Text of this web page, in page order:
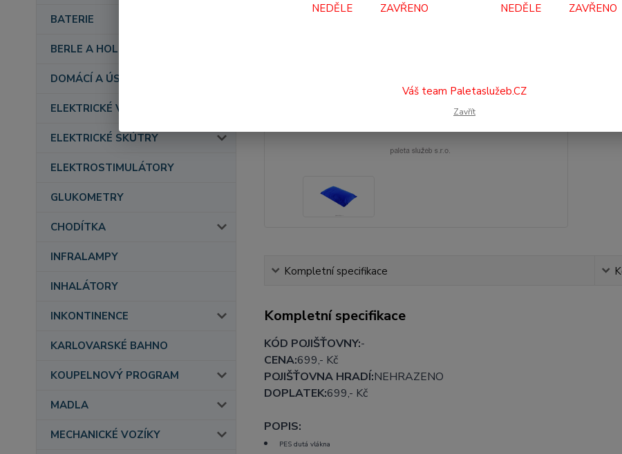
BATERIE
BERLE A HOLE
DOMÁCÍ A ÚSTAVNÍ PÉČE
ELEKTRICKÉ VOZÍKY
ELEKTRICKÉ SKÚTRY
ELEKTROSTIMULÁTORY
GLUKOMETRY
CHODÍTKA
INFRALAMPY
INHALÁTORY
INKONTINENCE
KARLOVARSKÉ BAHNO
KOUPELNOVÝ PROGRAM
MADLA
MECHANICKÉ VOZÍKY
Kompletní specifikace
Kompletní specifikace
KÓD POJIŠŤOVNY:-
CENA:699,- Kč
POJIŠŤOVNA HRADÍ:NEHRAZENO
DOPLATEK:699,- Kč
POPIS:
PES dutá vlákna
NEDĚLE ZAVŘENO NEDĚLE ZAVŘENO
Váš team Paletaslužeb.CZ
Zavřít